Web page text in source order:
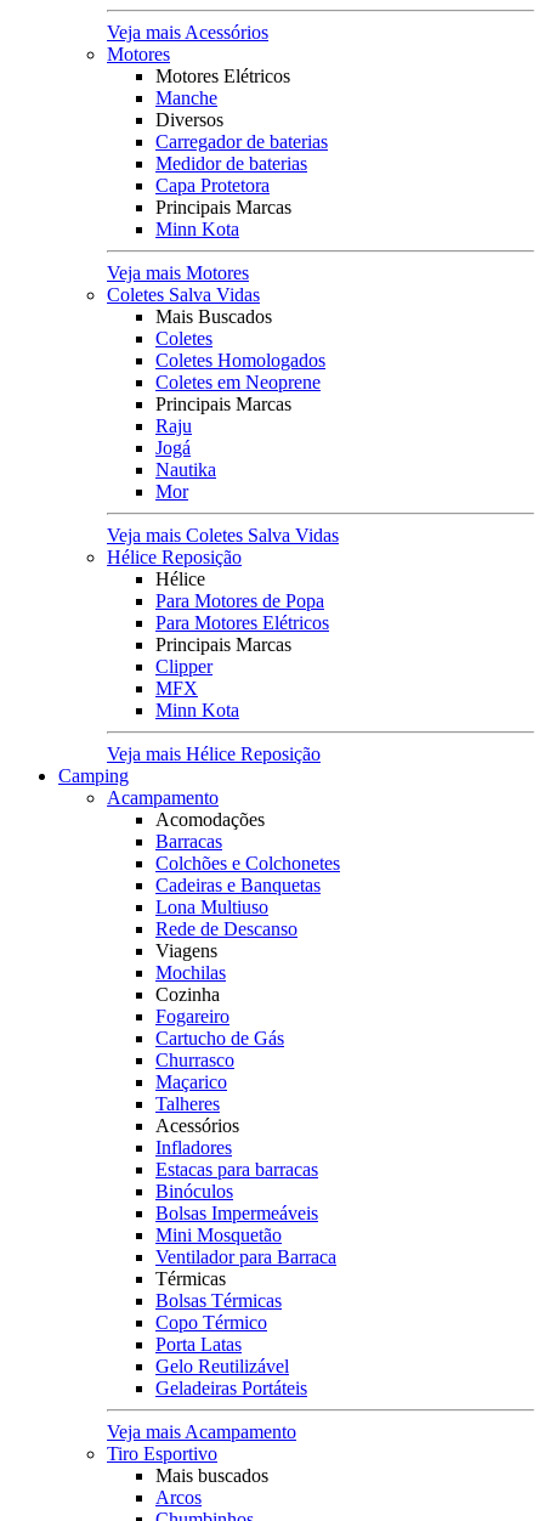
Veja mais Acessórios
Motores
Motores Elétricos
Manche
Diversos
Carregador de baterias
Medidor de baterias
Capa Protetora
Principais Marcas
Minn Kota
Veja mais Motores
Coletes Salva Vidas
Mais Buscados
Coletes
Coletes Homologados
Coletes em Neoprene
Principais Marcas
Raju
Jogá
Nautika
Mor
Veja mais Coletes Salva Vidas
Hélice Reposição
Hélice
Para Motores de Popa
Para Motores Elétricos
Principais Marcas
Clipper
MFX
Minn Kota
Veja mais Hélice Reposição
Camping
Acampamento
Acomodações
Barracas
Colchões e Colchonetes
Cadeiras e Banquetas
Lona Multiuso
Rede de Descanso
Viagens
Mochilas
Cozinha
Fogareiro
Cartucho de Gás
Churrasco
Maçarico
Talheres
Acessórios
Infladores
Estacas para barracas
Binóculos
Bolsas Impermeáveis
Mini Mosquetão
Ventilador para Barraca
Térmicas
Bolsas Térmicas
Copo Térmico
Porta Latas
Gelo Reutilizável
Geladeiras Portáteis
Veja mais Acampamento
Tiro Esportivo
Mais buscados
Arcos